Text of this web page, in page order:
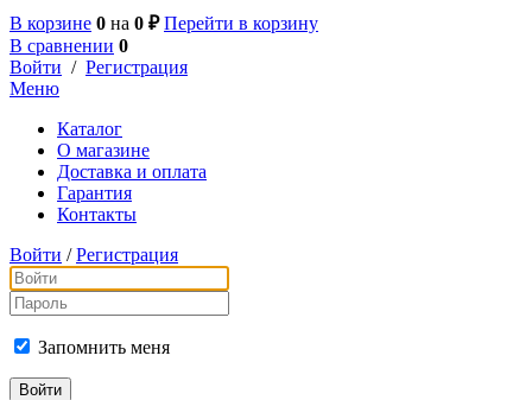
В корзине 0 на 0 ₽ Перейти в корзину
В сравнении 0
Войти / Регистрация
Меню
Каталог
О магазине
Доставка и оплата
Гарантия
Контакты
Войти / Регистрация
Запомнить меня